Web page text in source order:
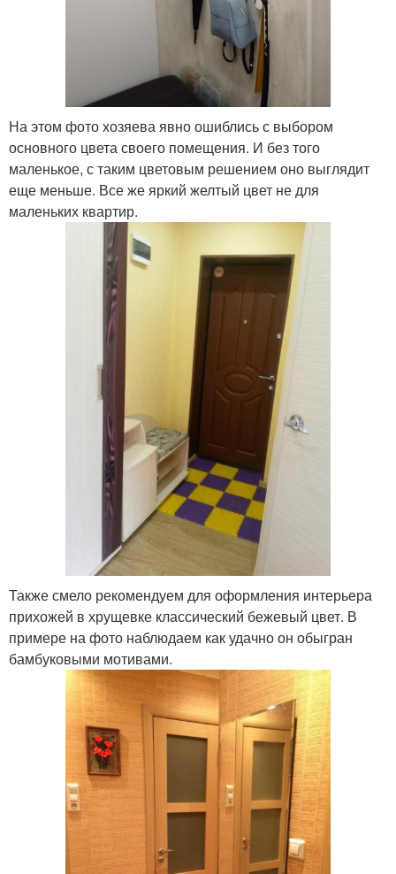
На этом фото хозяева явно ошиблись с выбором
основного цвета своего помещения. И без того
маленькое, с таким цветовым решением оно выглядит
еще меньше. Все же яркий желтый цвет не для
маленьких квартир.
Также смело рекомендуем для оформления интерьера
прихожей в хрущевке классический бежевый цвет. В
примере на фото наблюдаем как удачно он обыгран
бамбуковыми мотивами.